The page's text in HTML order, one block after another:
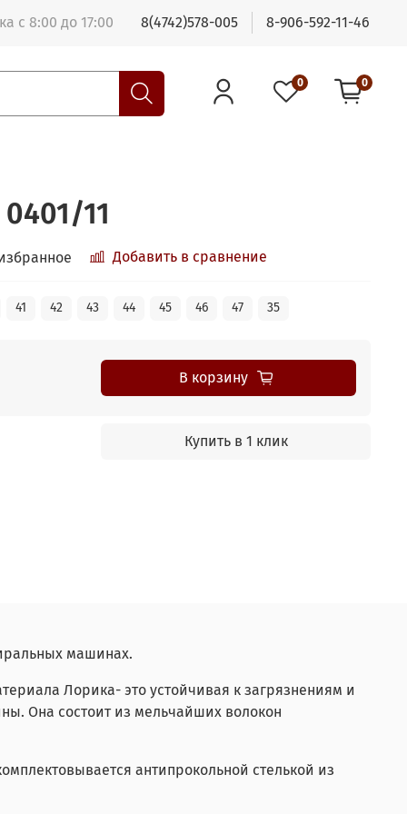
с 8:00 до 17:00 8(4742)578-005 8-906-592-11-46
0 0
11
Добавить в сравнение
41 42 43 44 45 46 47 35
В корзину
Купить в 1 клик
машинах.
Лорика- это устойчивая к загрязнениям и
Она состоит из мельчайших волокон
антипрокольной стелькой из